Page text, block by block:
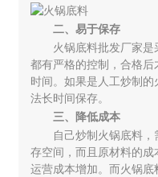
二、易于保存
火锅底料批发厂家是
都有严格的控制，合格
时间。如果是人工炒制
法长时间保存。
三、降低成本
自己炒制火锅底料，
存空间，而且原材料的
运营成本增加。而火锅